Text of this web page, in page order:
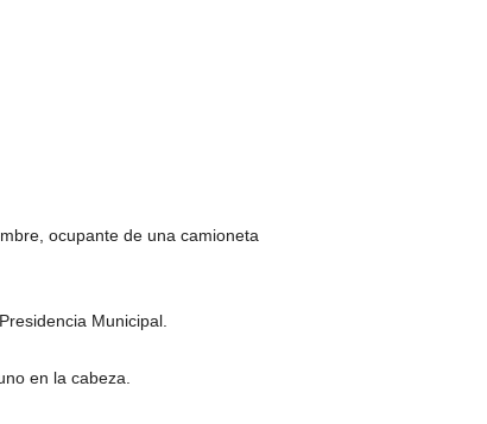
ocupante de una camioneta
Municipal.
en la cabeza.